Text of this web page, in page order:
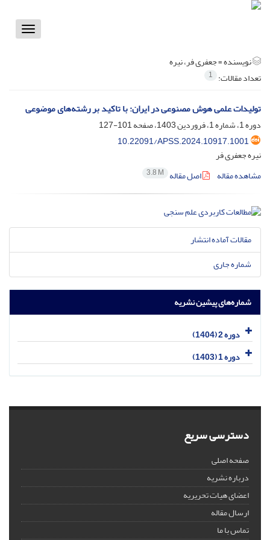
Toggle
نویسنده =جعفری فر، نیره
تعداد مقالات: 1
تولیدات علمی هوش مصنوعی در ایران: با تاکید بر رشته‌های موضوعی
دوره 1، شماره 1، فروردین 1403، صفحه
101-127
10.22091/APSS.2024.10917.1001
نیره جعفری فر
مشاهده مقاله
اصل مقاله 3.8 M
مقالات آماده انتشار
شماره جاری
شماره‌های پیشین نشریه
دوره 2 (1404)
دوره 1 (1403)
دسترسی سریع
صفحه اصلی
درباره نشریه
اعضای هیات تحریریه
ارسال مقاله
تماس با ما